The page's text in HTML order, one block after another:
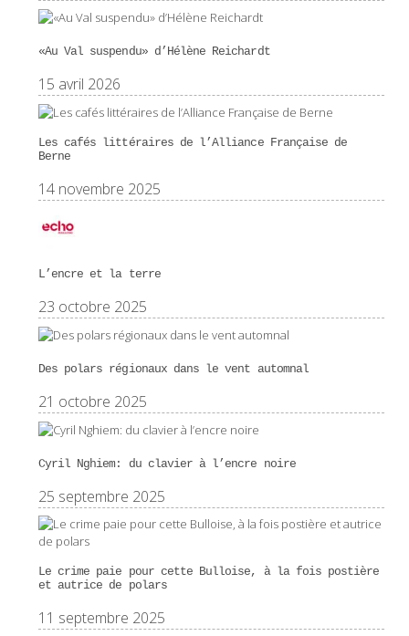
«Au Val suspendu» d’Hélène Reichardt
15 avril 2026
Les cafés littéraires de l’Alliance Française de
Berne
14 novembre 2025
L’encre et la terre
23 octobre 2025
Des polars régionaux dans le vent automnal
21 octobre 2025
Cyril Nghiem: du clavier à l’encre noire
25 septembre 2025
Le crime paie pour cette Bulloise, à la fois postière
et autrice de polars
11 septembre 2025